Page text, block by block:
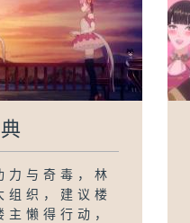
力与奇毒，林
组织，建议楼
主懒得行动，